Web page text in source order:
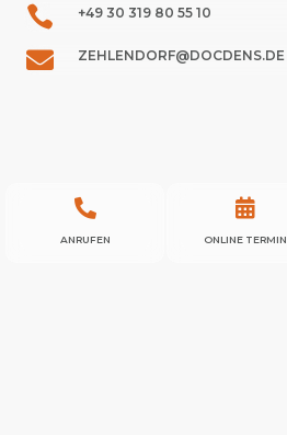
 +49 30 319 80 55 10
 ZEHLENDORF@DOCDENS.DE

ANRUFEN

ONLINE TERMIN